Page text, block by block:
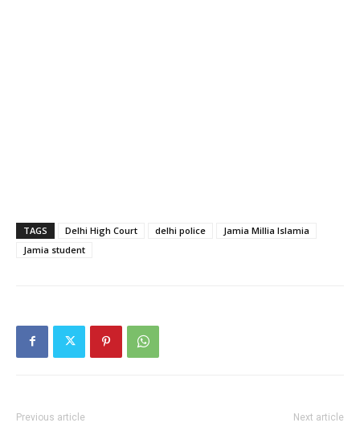
TAGS Delhi High Court delhi police
Jamia Millia Islamia
Jamia student
Previous article Next article